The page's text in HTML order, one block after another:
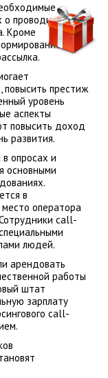
о проводимых
Кроме
повысить престиж
уровень
аспекты
повысить доход
развития.
опросах и
основными
в
оператора
call-
людей.
арендовать
работы
штат
зарплату
call-